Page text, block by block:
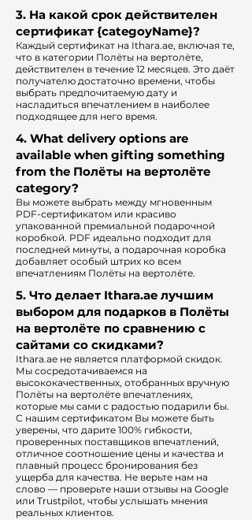
3. На какой срок действителен
сертификат {categoyName}?
Каждый сертификат на Ithara.ae, включая те,
что в категории Полёты на вертолёте,
действителен в течение 12 месяцев. Это даёт
получателю достаточно времени, чтобы
выбрать предпочитаемую дату и
насладиться впечатлением в наиболее
подходящее для него время.​
4. What delivery options are
available when gifting something
from the Полёты на вертолёте
category?
Вы можете выбрать между мгновенным
PDF-сертификатом или красиво
упакованной премиальной подарочной
коробкой. PDF идеально подходит для
последней минуты, а подарочная коробка
добавляет особый штрих ко всем
впечатлениям Полёты на вертолёте.​
5. Что делает Ithara.ae лучшим
выбором для подарков в Полёты
на вертолёте по сравнению с
сайтами со скидками?​
​​Ithara.ae не является платформой скидок.
Мы сосредотачиваемся на
высококачественных, отобранных вручную
Полёты на вертолёте впечатлениях,
которые мы сами с радостью подарили бы.
С нашим сертификатом Вы можете быть
уверены, что дарите 100% гибкости,
проверенных поставщиков впечатлений,
отличное соотношение цены и качества и
плавный процесс бронирования без
ущерба для качества. Не верьте нам на
слово — проверьте наши отзывы на Google
или Trustpilot, чтобы услышать мнения
реальных клиентов.